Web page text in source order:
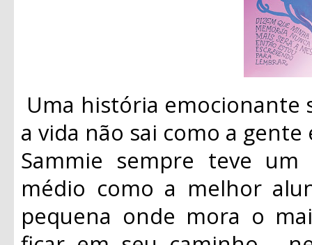
Uma história emocionante
a vida não sai como a gente
Sammie sempre teve
médio como a melhor
pequena onde mora o